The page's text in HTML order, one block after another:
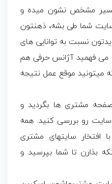
مشخص نشون میده و
سایت شما طی بشه، ذهنتون
نسبت به توانایی های
می فهمید آژانس حرفی هم
میتونید موقع عمل نتیجه
مشتری ها بگردید و
رو بررسی کنید. همه
افتخار سایتهای مشتری
بذارن تا شما بپرسید و